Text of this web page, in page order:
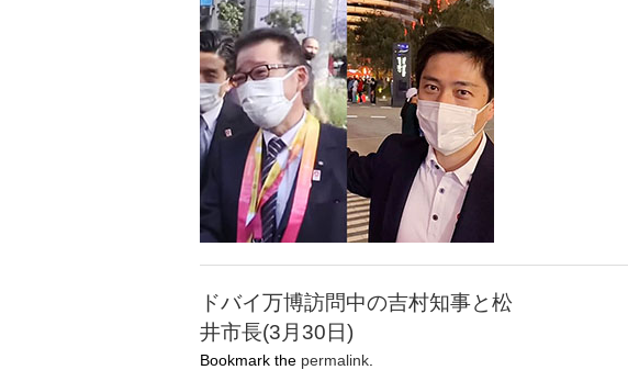
ドバイ万博訪問中の吉村知事と松
井市長(3月30日)
Bookmark the permalink